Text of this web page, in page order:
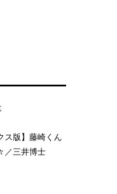
ス版】藤崎くん
／三井博士